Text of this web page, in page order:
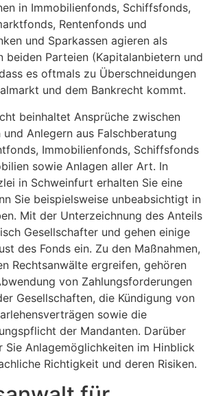
in Immobilienfonds, Schiffsfonds,
Rentenfonds und
und Sparkassen agieren als
beiden Parteien (Kapitalanbietern und
es oftmals zu Überschneidungen
und dem Bankrecht kommt.
beinhaltet Ansprüche zwischen
Anlegern aus Falschberatung
Immobilienfonds, Schiffsfonds
sowie Anlagen aller Art. In
in Schweinfurt erhalten Sie eine
Sie beispielsweise unbeabsichtigt in
Mit der Unterzeichnung des Anteils
Gesellschafter und gehen einige
des Fonds ein. Zu den Maßnahmen,
Rechtsanwälte ergreifen, gehören
von Zahlungsforderungen
Gesellschaften, die Kündigung von
sowie die
der Mandanten. Darüber
Sie Anlagemöglichkeiten im Hinblick
Richtigkeit und deren Risiken.